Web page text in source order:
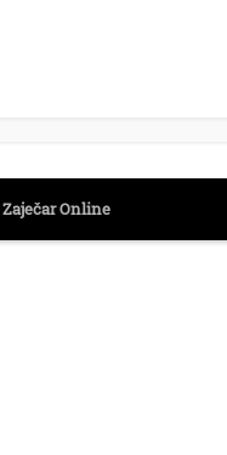
Zaječar Online